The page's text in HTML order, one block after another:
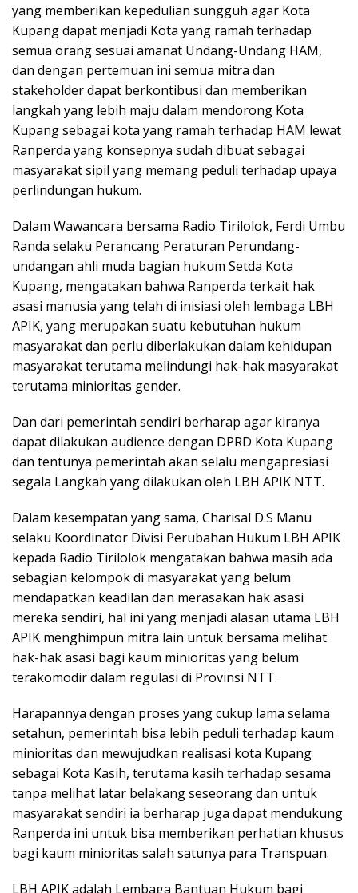
yang memberikan kepedulian sungguh agar Kota
Kupang dapat menjadi Kota yang ramah terhadap
semua orang sesuai amanat Undang-Undang HAM,
dan dengan pertemuan ini semua mitra dan
stakeholder dapat berkontibusi dan memberikan
langkah yang lebih maju dalam mendorong Kota
Kupang sebagai kota yang ramah terhadap HAM lewat
Ranperda yang konsepnya sudah dibuat sebagai
masyarakat sipil yang memang peduli terhadap upaya
perlindungan hukum.
Dalam Wawancara bersama Radio Tirilolok, Ferdi Umbu
Randa selaku Perancang Peraturan Perundang-
undangan ahli muda bagian hukum Setda Kota
Kupang, mengatakan bahwa Ranperda terkait hak
asasi manusia yang telah di inisiasi oleh lembaga LBH
APIK, yang merupakan suatu kebutuhan hukum
masyarakat dan perlu diberlakukan dalam kehidupan
masyarakat terutama melindungi hak-hak masyarakat
terutama minioritas gender.
Dan dari pemerintah sendiri berharap agar kiranya
dapat dilakukan audience dengan DPRD Kota Kupang
dan tentunya pemerintah akan selalu mengapresiasi
segala Langkah yang dilakukan oleh LBH APIK NTT.
Dalam kesempatan yang sama, Charisal D.S Manu
selaku Koordinator Divisi Perubahan Hukum LBH APIK
kepada Radio Tirilolok mengatakan bahwa masih ada
sebagian kelompok di masyarakat yang belum
mendapatkan keadilan dan merasakan hak asasi
mereka sendiri, hal ini yang menjadi alasan utama LBH
APIK menghimpun mitra lain untuk bersama melihat
hak-hak asasi bagi kaum minioritas yang belum
terakomodir dalam regulasi di Provinsi NTT.
Harapannya dengan proses yang cukup lama selama
setahun, pemerintah bisa lebih peduli terhadap kaum
minioritas dan mewujudkan realisasi kota Kupang
sebagai Kota Kasih, terutama kasih terhadap sesama
tanpa melihat latar belakang seseorang dan untuk
masyarakat sendiri ia berharap juga dapat mendukung
Ranperda ini untuk bisa memberikan perhatian khusus
bagi kaum minioritas salah satunya para Transpuan.
LBH APIK adalah Lembaga Bantuan Hukum bagi